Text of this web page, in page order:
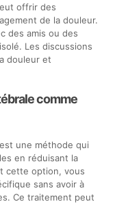
offrir des
de la douleur.
des amis ou des
Les discussions
douleur et
comme
est une méthode qui
en réduisant la
cette option, vous
sans avoir à
Ce traitement peut